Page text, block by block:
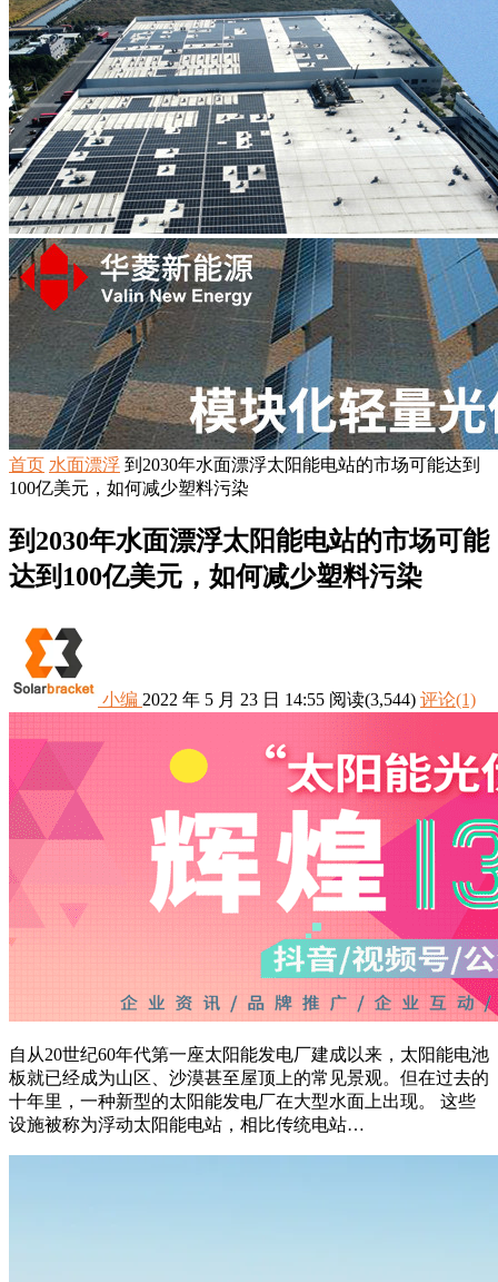
首页 水面漂浮 到2030年水面漂浮太阳能电站的市场可能达到
100亿美元，如何减少塑料污染
到2030年水面漂浮太阳能电站的市场可能
达到100亿美元，如何减少塑料污染
小编 2022 年 5 月 23 日 14:55 阅读(3,544) 评论(1)
自从20世纪60年代第一座太阳能发电厂建成以来，太阳能电池
板就已经成为山区、沙漠甚至屋顶上的常见景观。但在过去的
十年里，一种新型的太阳能发电厂在大型水面上出现。 这些
设施被称为浮动太阳能电站，相比传统电站…